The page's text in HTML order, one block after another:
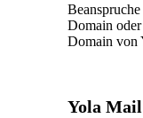
Domain
Domain von
Yola Mail